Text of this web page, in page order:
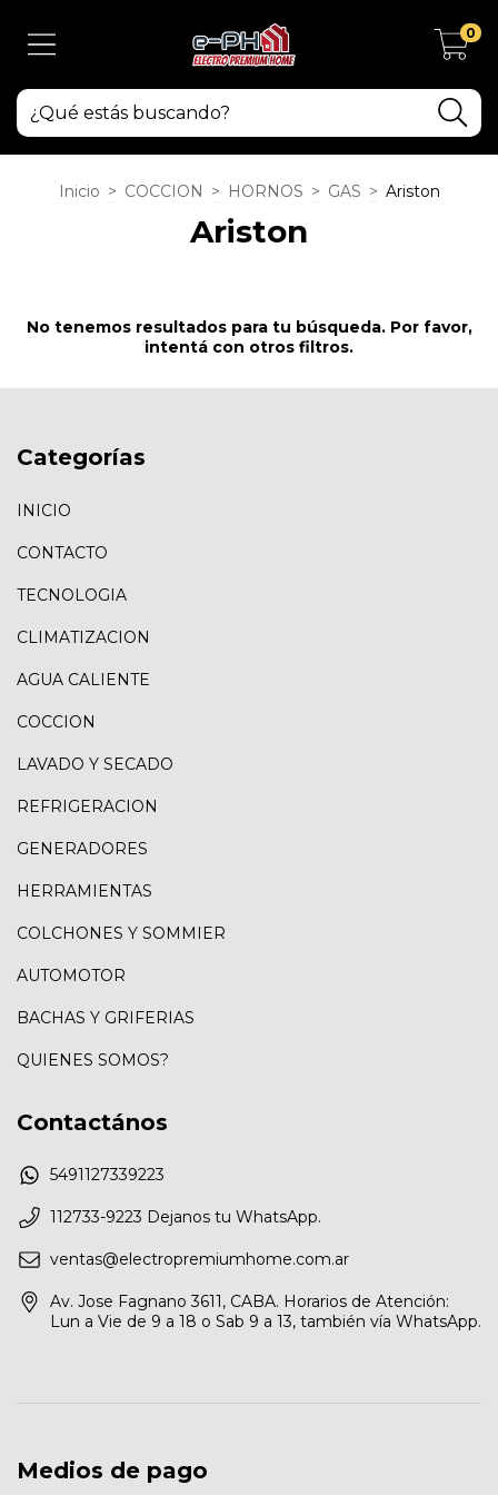
0
Inicio > COCCION > HORNOS > GAS > Ariston
Ariston
No tenemos resultados para tu búsqueda. Por favor,
intentá con otros filtros.
Categorías
INICIO
CONTACTO
TECNOLOGIA
CLIMATIZACION
AGUA CALIENTE
COCCION
LAVADO Y SECADO
REFRIGERACION
GENERADORES
HERRAMIENTAS
COLCHONES Y SOMMIER
AUTOMOTOR
BACHAS Y GRIFERIAS
QUIENES SOMOS?
Contactános
5491127339223
112733-9223 Dejanos tu WhatsApp.
ventas@electropremiumhome.com.ar
Av. Jose Fagnano 3611, CABA. Horarios de Atención:
Lun a Vie de 9 a 18 o Sab 9 a 13, también vía WhatsApp.
Medios de pago